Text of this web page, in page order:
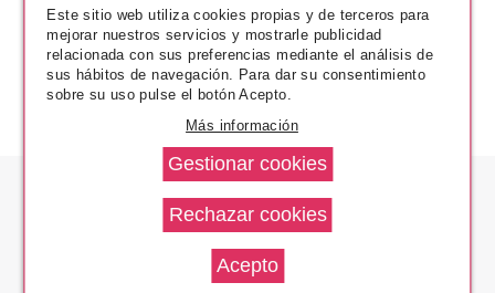
Este sitio web utiliza cookies propias y de terceros para
mejorar nuestros servicios y mostrarle publicidad
relacionada con sus preferencias mediante el análisis de
sus hábitos de navegación. Para dar su consentimiento
sobre su uso pulse el botón Acepto.
Más información